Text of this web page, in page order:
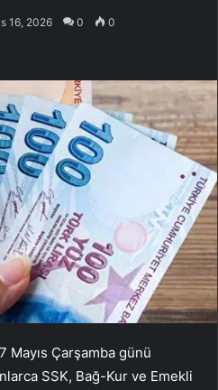
16, 2026 0 0
Mayıs Çarşamba günü
SSK, Bağ-Kur ve Emekli